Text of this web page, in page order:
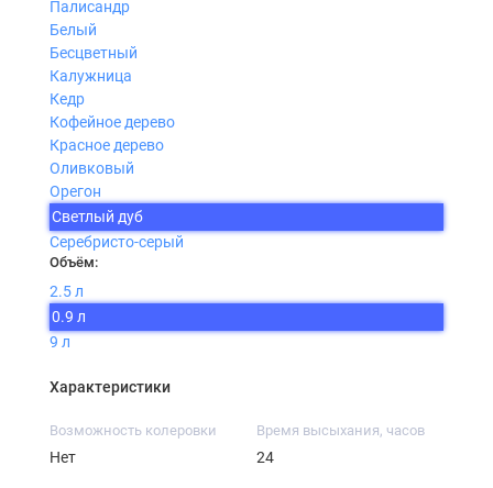
Палисандр
Белый
Бесцветный
Калужница
Кедр
Кофейное дерево
Красное дерево
Оливковый
Орегон
Светлый дуб
Серебристо-серый
Объём:
2.5 л
0.9 л
9 л
Характеристики
Возможность колеровки
Нет
Время высыхания, часов
24